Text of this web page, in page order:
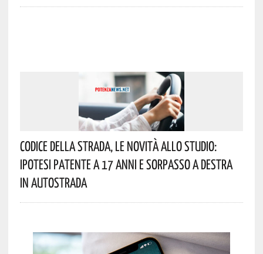
Codice Della Strada, Le Novità Allo Studio:
Ipotesi Patente A 17 Anni E Sorpasso A Destra
In Autostrada